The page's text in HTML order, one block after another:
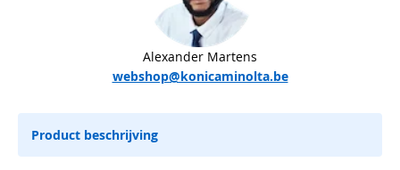
Alexander Martens
webshop@konicaminolta.be
Product beschrijving